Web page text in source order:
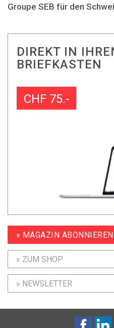
Groupe SEB für den
DIREKT IN
BRIEFKASTEN
CHF 75.-
» MAGAZIN ABONNIEREN
» ZUM SHOP
» NEWSLETTER